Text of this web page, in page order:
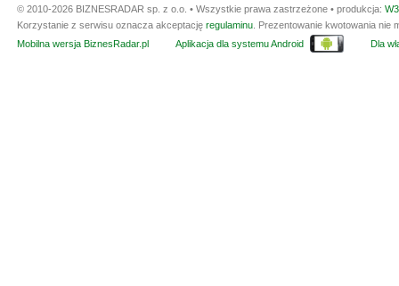
© 2010-2026 BIZNESRADAR sp. z o.o. • Wszystkie prawa zastrzeżone • produkcja:
Korzystanie z serwisu oznacza akceptację regulaminu . Prezentowanie kwotowania
Mobilna wersja BiznesRadar.pl
Aplikacja dla systemu Android Dla